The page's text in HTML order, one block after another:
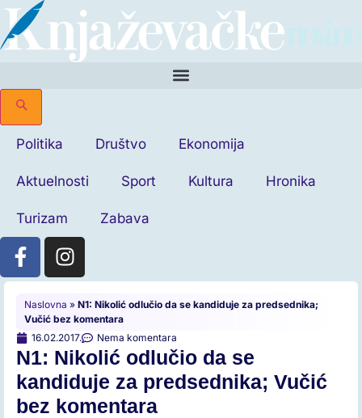
Politika Društvo Ekonomija
Aktuelnosti Sport Kultura Hronika
Turizam Zabava
Naslovna » N1: Nikolić odlučio da se kandiduje za predsednika;
Vučić bez komentara
16.02.2017.
Nema komentara
N1: Nikolić odlučio da se
kandiduje za predsednika; Vučić
bez komentara